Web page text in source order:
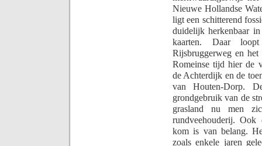
Nieuwe Hollandse
ligt een schitterend
duidelijk herkenbaar
kaarten. Daar
Rijsbruggerweg en
Romeinse tijd hier de
de Achterdijk en de
van Houten-Dorp.
grondgebruik van de
grasland nu men
rundveehouderij.
kom is van belang.
zoals enkele jaren